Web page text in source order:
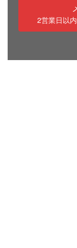
2営業日以